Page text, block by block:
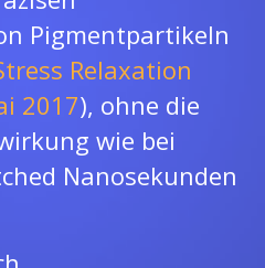
Pigmentpartikeln
Relaxation
2017), ohne die
wie bei
Nanosekunden